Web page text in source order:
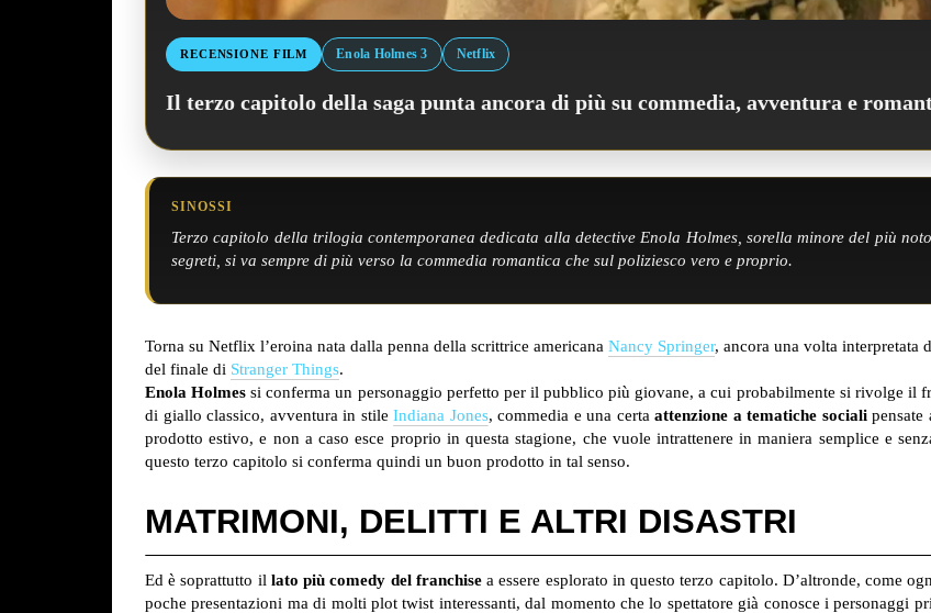
RECENSIONE FILM Enola Holmes 3 Netflix
Il terzo capitolo della saga punta ancora di più su commedia, avventura e
SINOSSI
Terzo capitolo della trilogia contemporanea dedicata alla detective Enola Holmes, sorella minore del più
segreti, si va sempre di più verso la commedia romantica che sul poliziesco vero e proprio.
Torna su Netflix l’eroina nata dalla penna della scrittrice americana Nancy Springer, ancora una volta interpretata
del finale di Stranger Things.
Enola Holmes si conferma un personaggio perfetto per il pubblico più giovane, a cui probabilmente si rivolge il
di giallo classico, avventura in stileIndiana Jones, commedia e una certa attenzione a tematiche socialipensate
prodotto estivo, e non a caso esce proprio in questa stagione, che vuole intrattenere in maniera semplice e
questo terzo capitolo si conferma quindi un buon prodotto in tal senso.
MATRIMONI, DELITTI E ALTRI DISASTRI
Ed è soprattutto il lato più comedy del franchisea essere esplorato in questo terzo capitolo. D’altronde, come
poche presentazioni ma di molti plot twist interessanti, dal momento che lo spettatore già conosce i personaggi